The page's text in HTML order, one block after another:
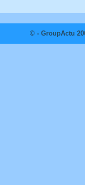
© - GroupActu